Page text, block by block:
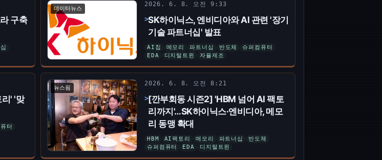
구축
데이터뉴스
2026. 6. 8. 오전 9:33
SK하이닉스, 엔비디아와 AI 관련 '장기
기술 파트너십' 발표
AI칩 메모리 파트너십 반도체
슈퍼컴퓨터
EDA
디지털트윈 자율제조
리' '맞
터
뉴스핌
2026. 6. 8. 오전 8:21
[깐부회동 시즌2] 'HBM 넘어 AI 팩토
리까지'…SK하이닉스·엔비디아, 메모
리 동맹 확대
HBM AI팩토리 메모리 파트너십
반도체
슈퍼컴퓨터
EDA 디지털트윈